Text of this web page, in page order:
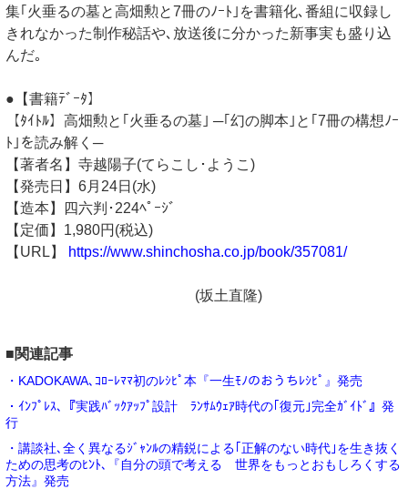
集｢火垂るの墓と高畑勲と7冊のﾉｰﾄ｣を書籍化､番組に収録し
きれなかった制作秘話や､放送後に分かった新事実も盛り込
んだ｡
●【書籍ﾃﾞｰﾀ】
【ﾀｲﾄﾙ】高畑勲と｢火垂るの墓｣ ─｢幻の脚本｣と｢7冊の構想ﾉｰ
ﾄ｣を読み解く─
【著者名】寺越陽子(てらこし･ようこ)
【発売日】6月24日(水)
【造本】四六判･224ﾍﾟｰｼﾞ
【定価】1,980円(税込)
【URL】
https://www.shinchosha.co.jp/book/357081/
(坂土直隆)
■関連記事
・KADOKAWA､ｺﾛｰﾚﾏﾏ初のﾚｼﾋﾟ本『一生ﾓﾉのおうちﾚｼﾋﾟ』発売
・ｲﾝﾌﾟﾚｽ､『実践ﾊﾞｯｸｱｯﾌﾟ設計 ﾗﾝｻﾑｳｪｱ時代の｢復元｣完全ｶﾞｲﾄﾞ』発
行
・講談社､全く異なるｼﾞｬﾝﾙの精鋭による｢正解のない時代｣を生き抜く
ための思考のﾋﾝﾄ､『自分の頭で考える 世界をもっとおもしろくする
方法』発売